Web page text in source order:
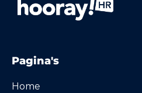
Pagina's
Home